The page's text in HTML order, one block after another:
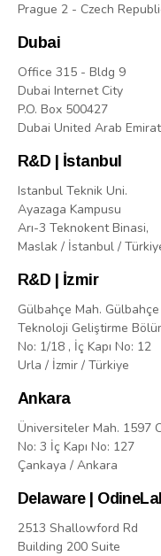
Prague 2 - Czech
Dubai
Office 315 - Bldg 9
Dubai Internet City
P.O. Box 500427
Dubai United Arab
R&D | İstanbul
Istanbul Teknik Uni.
Ayazaga Kampusu
Arı-3 Teknokent Binasi,
Maslak / İstanbul /
R&D | İzmir
Gülbahçe Mah. Gülbahçe
Teknoloji Geliştirme
No: 1/18 , İç Kapı No: 12
Urla / İzmir / Türkiye
Ankara
Üniversiteler Mah. 1597
No: 3 İç Kapı No: 127
Çankaya / Ankara
Delaware |
2513 Shallowford Rd
Building 200 Suite